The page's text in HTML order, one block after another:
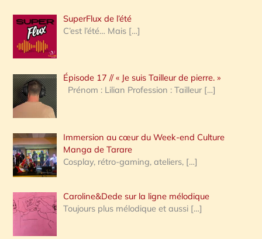
e
r
c
h
e
:
SuperFlux de l’été
C’est l’été… Mais […]
Épisode 17 // « Je suis Tailleur de pierre. »
Prénom : Lilian Profession : Tailleur […]
Immersion au cœur du Week-end Culture
Manga de Tarare
Cosplay, rétro-gaming, ateliers, […]
Caroline&Dede sur la ligne mélodique
Toujours plus mélodique et aussi […]